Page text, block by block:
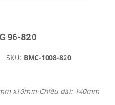
96-820
SKU: BMC-1008-820
x10mm-Chiều dài: 140mm